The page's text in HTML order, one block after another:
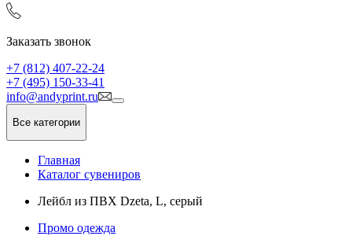
Заказать звонок
+7 (812) 407-22-24
+7 (495) 150-33-41
info@andyprint.ru
Все категории
Главная
Каталог сувениров
Лейбл из ПВХ Dzeta, L, серый
Промо одежда